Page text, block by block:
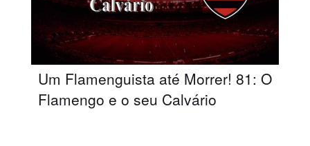
Um Flamenguista até Morrer! 81: O
Flamengo e o seu Calvário